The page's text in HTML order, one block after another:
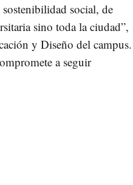
social, de
sino toda la ciudad”,
y Diseño del campus.
a seguir